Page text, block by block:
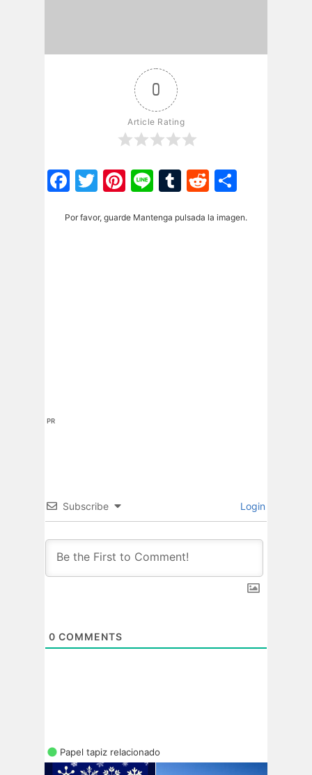
0
Article Rating
Facebook
Twitter
Pinterest
LineTumblr
Reddit
Por favor, guarde Mantenga pulsada la imagen.
PR
Subscribe Login
0 COMMENTS
Papel tapiz relacionado